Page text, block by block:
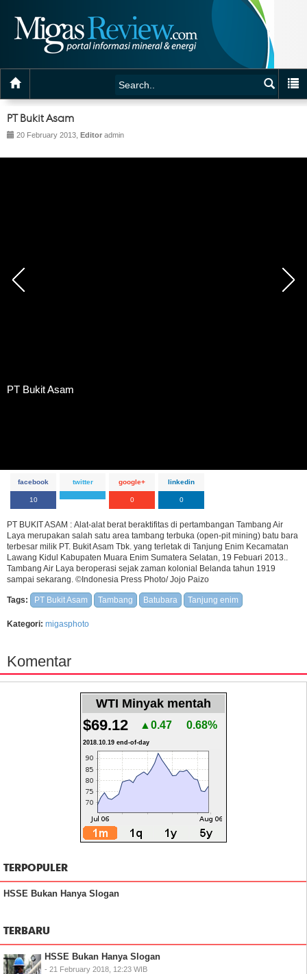
PT Bukit Asam
20 February 2013, Editor admin
PT Bukit Asam
PT Bukit Asam
PT Bukit Asam
PT Bukit Asam
PT Bukit Asam
facebook
10
twitter google+
0
linkedin
0
PT BUKIT ASAM : Alat-alat berat beraktifitas di pertambangan Tambang Air
Laya merupakan salah satu area tambang terbuka (open-pit mining) batu bara
terbesar milik PT. Bukit Asam Tbk. yang terletak di Tanjung Enim Kecamatan
Lawang Kidul Kabupaten Muara Enim Sumatera Selatan, 19 Febuari 2013..
Tambang Air Laya beroperasi sejak zaman kolonial Belanda tahun 1919
sampai sekarang. ©Indonesia Press Photo/ Jojo Paizo
Tags: PT Bukit Asam Tambang Batubara Tanjung enim
Kategori: migasphoto
Komentar
WTI Minyak mentah
$69.12 ▲0.47 0.68%
2018.10.19 end-of-day
TERPOPULER
HSSE Bukan Hanya Slogan
TERBARU
HSSE Bukan Hanya Slogan
- 21 February 2018, 12:23 WIB